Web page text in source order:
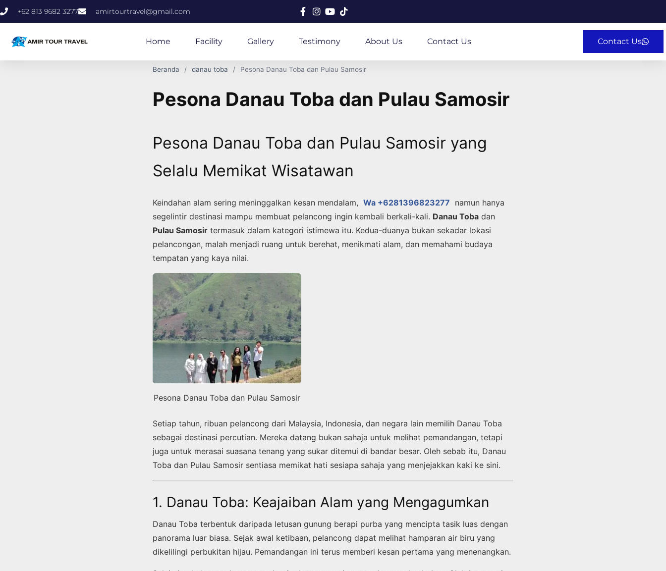
+62 813 9682 3277 amirtourtravel@gmail.com
Home Facility Gallery Testimony About Us Contact Us Contact Us
Beranda danau toba Pesona Danau Toba dan Pulau Samosir
Pesona Danau Toba dan Pulau Samosir
Pesona Danau Toba dan Pulau Samosir yang
Selalu Memikat Wisatawan
Keindahan alam sering meninggalkan kesan mendalam, Wa +6281396823277 namun hanya
segelintir destinasi mampu membuat pelancong ingin kembali berkali-kali. Danau Toba dan
Pulau Samosir termasuk dalam kategori istimewa itu. Kedua-duanya bukan sekadar lokasi
pelancongan, malah menjadi ruang untuk berehat, menikmati alam, dan memahami budaya
tempatan yang kaya nilai.
Pesona Danau Toba dan Pulau Samosir
Setiap tahun, ribuan pelancong dari Malaysia, Indonesia, dan negara lain memilih Danau Toba
sebagai destinasi percutian. Mereka datang bukan sahaja untuk melihat pemandangan, tetapi
juga untuk merasai suasana tenang yang sukar ditemui di bandar besar. Oleh sebab itu, Danau
Toba dan Pulau Samosir sentiasa memikat hati sesiapa sahaja yang menjejakkan kaki ke sini.
1. Danau Toba: Keajaiban Alam yang Mengagumkan
Danau Toba terbentuk daripada letusan gunung berapi purba yang mencipta tasik luas dengan
panorama luar biasa. Sejak awal ketibaan, pelancong dapat melihat hamparan air biru yang
dikelilingi perbukitan hijau. Pemandangan ini terus memberi kesan pertama yang menenangkan.